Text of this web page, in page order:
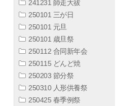
241231 師走大祓
250101 三が日
250101 元旦
250101 歳旦祭
250112 合同新年会
250115 どんど焼
250203 節分祭
250310 人形供養祭
250425 春季例祭